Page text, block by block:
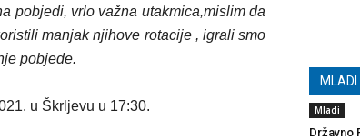
pobjedi, vrlo važna utakmica,mislim da
manjak njihove rotacije , igrali smo
pobjede.
u Škrljevu u 17:30.
MLADI
Mladi
Državno